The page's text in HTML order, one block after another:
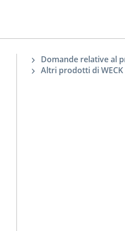
Domande relative al
Altri prodotti di WECK